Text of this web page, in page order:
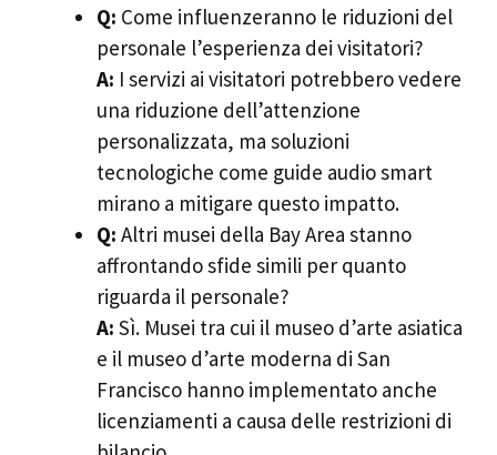
Q: Come influenzeranno le riduzioni del
personale l’esperienza dei visitatori?
A: I servizi ai visitatori potrebbero vedere
una riduzione dell’attenzione
personalizzata, ma soluzioni
tecnologiche come guide audio smart
mirano a mitigare questo impatto.
Q: Altri musei della Bay Area stanno
affrontando sfide simili per quanto
riguarda il personale?
A: Sì. Musei tra cui il museo d’arte asiatica
e il museo d’arte moderna di San
Francisco hanno implementato anche
licenziamenti a causa delle restrizioni di